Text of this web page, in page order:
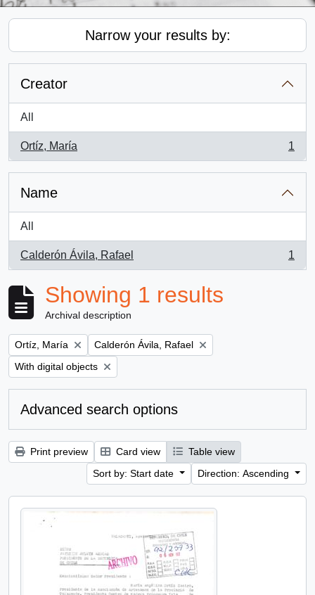
Narrow your results by:
Creator
All
Ortíz, María
, 1 results
1
Name
All
Calderón Ávila, Rafael
, 1 results
1
Showing 1 results
Archival description
Remove filter:
Ortíz, María Remove filter:
Calderón Ávila, Rafael
Remove filter:
With digital objects
Advanced search options
Print preview Card view
Table view
Sort by: Start date
Direction: Ascending